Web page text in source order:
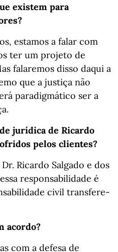
existem para
estamos a falar com
ter um projeto de
falaremos disso daqui a
que a justiça não
paradigmático ser a
jurídica de Ricardo
pelos clientes?
Ricardo Salgado e dos
responsabilidade é
civil transfere-
acordo?
com a defesa de